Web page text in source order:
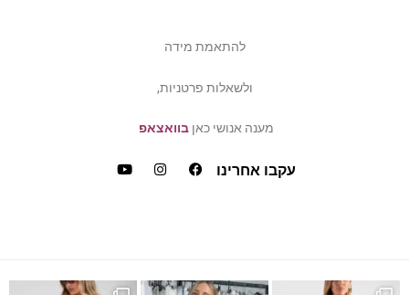
להתאמת מידה
ולשאלות פרטניות,
מענה אנושי כאןבוואצאפ
עקבו אחרינו
של פלאס סייז / מיד סכמה ביקשתן שהשמלה הזאת תחזו